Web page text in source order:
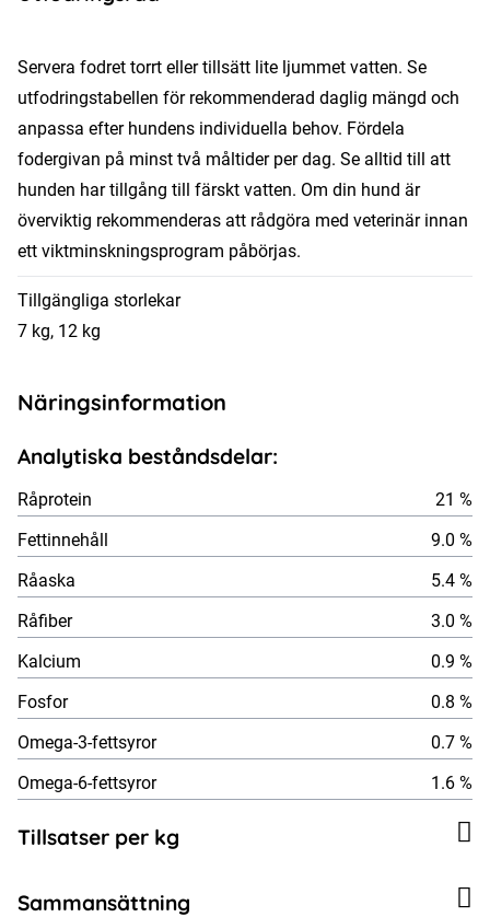
Servera fodret torrt eller tillsätt lite ljummet vatten. Se
utfodringstabellen för rekommenderad daglig mängd och
anpassa efter hundens individuella behov. Fördela
fodergivan på minst två måltider per dag. Se alltid till att
hunden har tillgång till färskt vatten. Om din hund är
överviktig rekommenderas att rådgöra med veterinär innan
ett viktminskningsprogram påbörjas.
Tillgängliga storlekar
7 kg, 12 kg
Näringsinformation
Analytiska beståndsdelar:
Råprotein
21 %
Fettinnehåll
9.0 %
Råaska
5.4 %
Råfiber
3.0 %
Kalcium
0.9 %
Fosfor
0.8 %
Omega-3-fettsyror
0.7 %
Omega-6-fettsyror
1.6 %
Tillsatser per kg
Sammansättning